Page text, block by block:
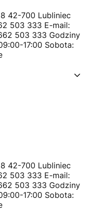
42-700 Lubliniec
503 333 E-mail:
503 333 Godziny
17:00 Sobota:
42-700 Lubliniec
503 333 E-mail:
503 333 Godziny
17:00 Sobota: